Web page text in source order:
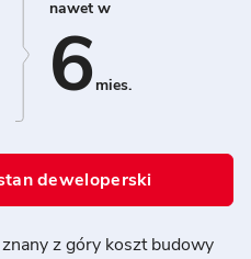
nawet w
6 mies.
deweloperski
z góry koszt budowy